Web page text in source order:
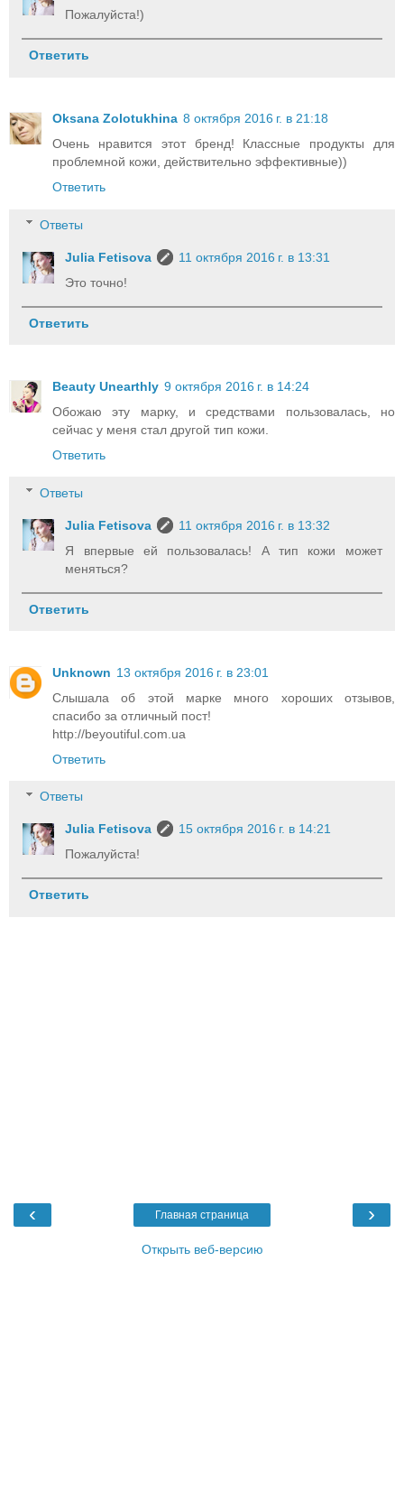
Пожалуйста!)
Ответить
Oksana Zolotukhina 8 октября 2016 г. в 21:18
Очень нравится этот бренд! Классные продукты для
проблемной кожи, действительно эффективные))
Ответить
Ответы
Julia Fetisova
11 октября 2016 г. в 13:31
Это точно!
Ответить
Beauty Unearthly 9 октября 2016 г. в 14:24
Обожаю эту марку, и средствами пользовалась, но
сейчас у меня стал другой тип кожи.
Ответить
Ответы
Julia Fetisova
11 октября 2016 г. в 13:32
Я впервые ей пользовалась! А тип кожи может
меняться?
Ответить
Unknown 13 октября 2016 г. в 23:01
Слышала об этой марке много хороших отзывов,
спасибо за отличный пост!
http://beyoutiful.com.ua
Ответить
Ответы
Julia Fetisova
15 октября 2016 г. в 14:21
Пожалуйста!
Ответить
‹ ›
Главная страница
Открыть веб-версию